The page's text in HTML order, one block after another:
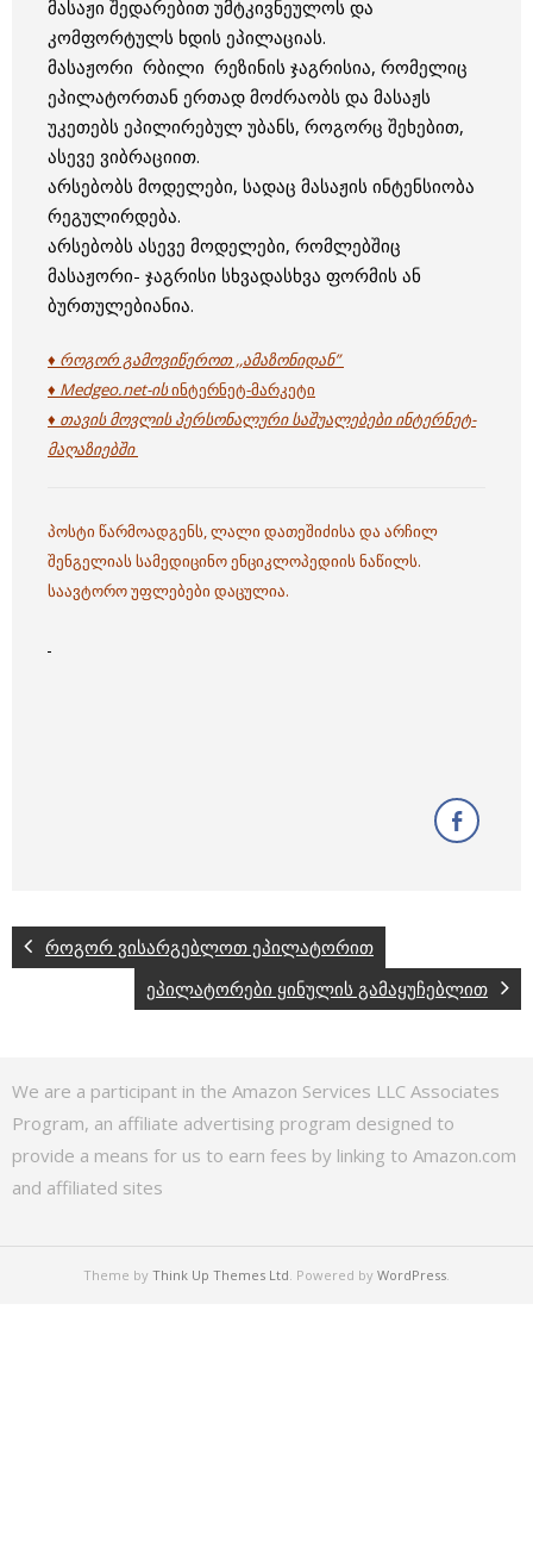
მასაჟი შედარებით უმტკივნეულოს და
კომფორტულს ხდის ეპილაციას.
მასაჟორი რბილი რეზინის ჯაგრისია, რომელიც
ეპილატორთან ერთად მოძრაობს და მასაჟს
უკეთებს ეპილირებულ უბანს, როგორც შეხებით,
ასევე ვიბრაციით.
არსებობს მოდელები, სადაც მასაჟის ინტენსიობა
რეგულირდება.
არსებობს ასევე მოდელები, რომლებშიც
მასაჟორი- ჯაგრისი სხვადასხვა ფორმის ან
ბურთულებიანია.
♦ როგორ გამოვიწეროთ ,,ამაზონიდან”
♦ Medgeo.net-ისინტერნეტ-მარკეტი
♦ თავის მოვლის პერსონალური საშუალებები ინტერნეტ-
მაღაზიებში
პოსტი წარმოადგენს, ლალი დათეშიძისა და არჩილ
შენგელიას სამედიცინო ენციკლოპედიის ნაწილს.
საავტორო უფლებები დაცულია.
როგორ ვისარგებლოთ ეპილატორით
ეპილატორები ყინულის გამაყუჩებლით
We are a participant in the Amazon Services LLC Associates
Program, an affiliate advertising program designed to
provide a means for us to earn fees by linking to Amazon.com
and affiliated sites
Theme by Think Up Themes Ltd . Powered by WordPress